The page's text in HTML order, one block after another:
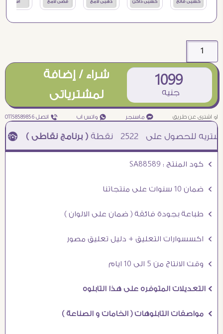
1099
جنيه
شراء / إضافة
لمشترياتى
او اشترى عن طريق ¥ ماسنجر ₧ واتس اب ƒ اتصل 01158589856
2522 نقطة( برنامج نقاطى )à خصم 5% للعملاء الجدد à شحن مجانى عند الشراء ب 4000 جنيه à
Ö كود المنتج : SA88589
Ö ضمان 10 سنوات على منتجاتنا
Ö طباعة بجودة فائقة ( ضمان على الالوان )
Ö اكسسوارات التعليق + دليل تعليق مصور
Ö وقت الانتاج من 5 الى 10 ايام
Ö التعديلات المتوفره على هذا التابلوه
Ö مواصفات التابلوهات ( الخامات و الصناعة )